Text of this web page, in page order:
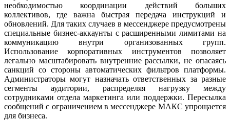
необходимостью координации действий больших
коллективов, где важна быстрая передача инструкций и
обновлений. Для таких случаев в мессенджере предусмотрены
специальные бизнес-аккаунты с расширенными лимитами на
коммуникацию внутри организованных групп.
Использование корпоративных инструментов позволяет
легально масштабировать внутренние рассылки, не опасаясь
санкций со стороны автоматических фильтров платформы.
Администраторы могут назначать ответственных за разные
сегменты аудитории, распределяя нагрузку между
сотрудниками отдела маркетинга или поддержки. Пересылка
сообщений с ограничением в мессенджере МАКС упрощается
для бизнеса.